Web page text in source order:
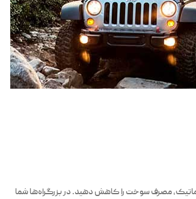
مصرف سوخت را کاهش دهید. در بزرگراه‌ها شما